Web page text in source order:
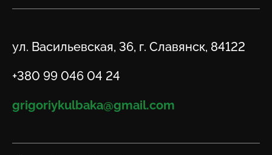
Адрес
ул. Васильевская, 36, г. Славянск, 84122
Телефон
+380 99 046 04 24
Email
grigoriykulbaka@gmail.com